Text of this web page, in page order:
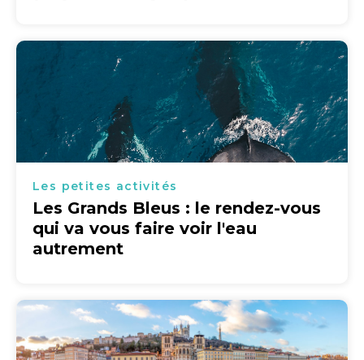
Les petites activités
Les Grands Bleus : le rendez-vous
qui va vous faire voir l'eau
autrement